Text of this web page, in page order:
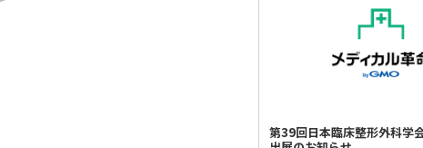
第39回日本臨床整形外科学